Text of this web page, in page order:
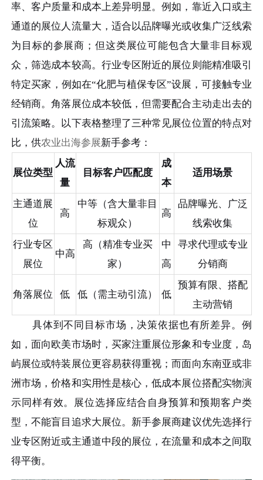
率、客户质量和成本上差异明显。例如，靠近入口或主
通道的展位人流量大，适合以品牌曝光或收集广泛线索
为目标的参展商；但这类展位可能包含大量非目标观
众，筛选成本较高。行业专区附近的展位则能精准吸引
特定买家，例如在“化肥与植保专区”设展，可接触专业
经销商。角落展位成本较低，但需要配合主动走出去的
引流策略。以下表格整理了三种常见展位位置的特点对
比，供农业出海参展新手参考：
展位类型
人流
量
目标客户匹配度
成
本
适用场景
主通道展
位
高
中等（含大量非目
标观众）
高
品牌曝光、广泛
线索收集
行业专区
展位
中高
高（精准专业买
家）
中
高
寻求代理或专业
分销商
角落展位 低 低（需主动引流） 低
预算有限、搭配
主动营销
具体到不同目标市场，决策依据也有所差异。例
如，面向欧美市场时，买家注重展位形象和专业度，岛
屿展位或特装展位更容易获得重视；而面向东南亚或非
洲市场，价格和实用性是核心，低成本展位搭配实物演
示同样有效。展位选择应结合自身预算和预期客户类
型，不能盲目追求大展位。新手参展商建议优先选择行
业专区附近或主通道中段的展位，在流量和成本之间取
得平衡。